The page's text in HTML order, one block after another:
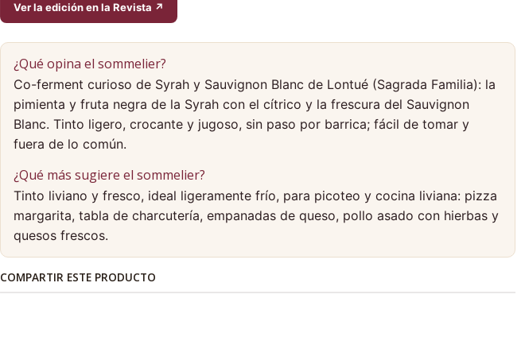
Ver la edición en la Revista ↗
¿Qué opina el sommelier?
Co-ferment curioso de Syrah y Sauvignon Blanc de Lontué (Sagrada Familia): la
pimienta y fruta negra de la Syrah con el cítrico y la frescura del Sauvignon
Blanc. Tinto ligero, crocante y jugoso, sin paso por barrica; fácil de tomar y
fuera de lo común.
¿Qué más sugiere el sommelier?
Tinto liviano y fresco, ideal ligeramente frío, para picoteo y cocina liviana: pizza
margarita, tabla de charcutería, empanadas de queso, pollo asado con hierbas y
quesos frescos.
COMPARTIR ESTE PRODUCTO